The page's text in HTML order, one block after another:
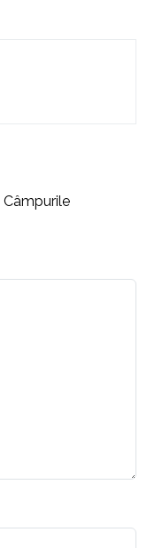
Câmpurile